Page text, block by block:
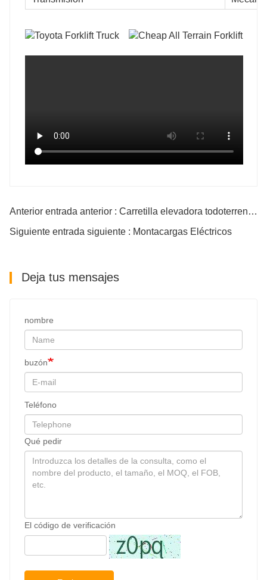
Anterior entrada anterior : Carretilla elevadora todoterreno para granja
Siguiente entrada siguiente : Montacargas Eléctricos
Deja tus mensajes
nombre
buzón
Teléfono
Qué pedir
El código de verificación